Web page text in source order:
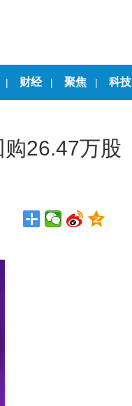
| 财经 | 聚焦 | 科技
26.47万股